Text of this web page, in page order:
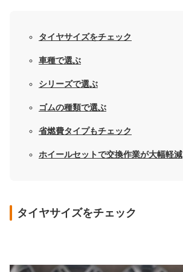
タイヤサイズをチェック
車種で選ぶ
シリーズで選ぶ
ゴムの種類で選ぶ
省燃費タイプもチェック
ホイールセットで交換作業が大幅軽減
タイヤサイズをチェック